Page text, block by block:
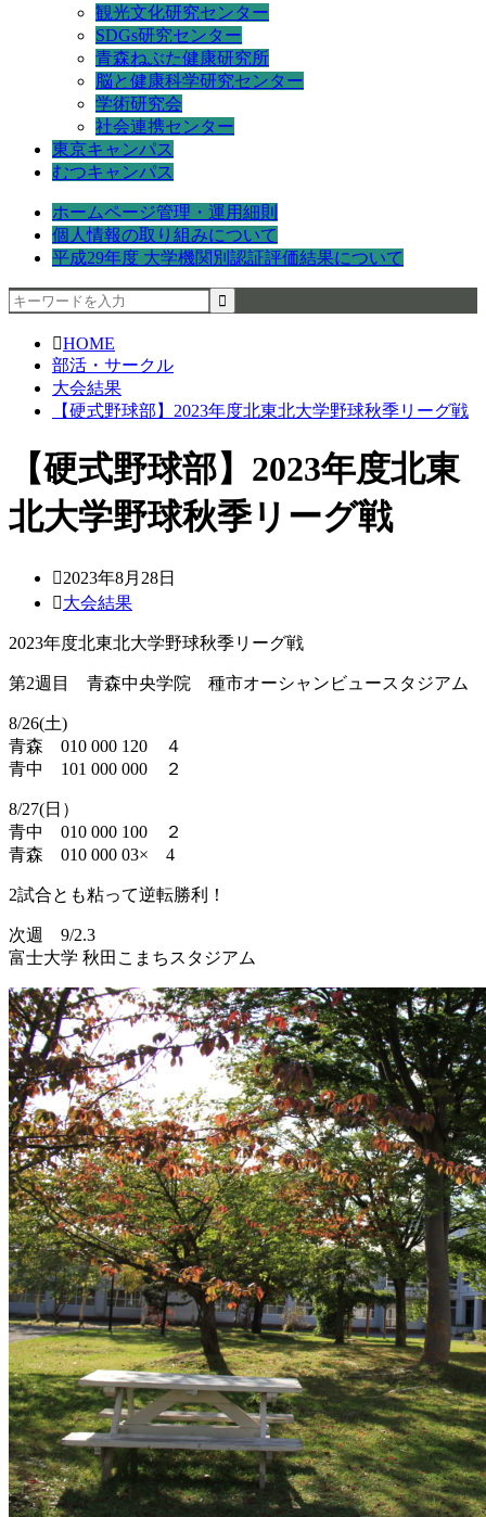
観光文化研究センター
SDGs研究センター
青森ねぶた健康研究所
脳と健康科学研究センター
学術研究会
社会連携センター
東京キャンパス
むつキャンパス
ホームページ管理・運用細則
個人情報の取り組みについて
平成29年度 大学機関別認証評価結果について
HOME
部活・サークル
大会結果
【硬式野球部】2023年度北東北大学野球秋季リーグ戦
【硬式野球部】2023年度北東
北大学野球秋季リーグ戦
2023年8月28日
大会結果
2023年度北東北大学野球秋季リーグ戦
第2週目 青森中央学院 種市オーシャンビュースタジアム
8/26(土)
青森 010 000 120 ４
青中 101 000 000 ２
8/27(日）
青中 010 000 100 ２
青森 010 000 03× 4
2試合とも粘って逆転勝利！
次週 9/2.3
富士大学 秋田こまちスタジアム